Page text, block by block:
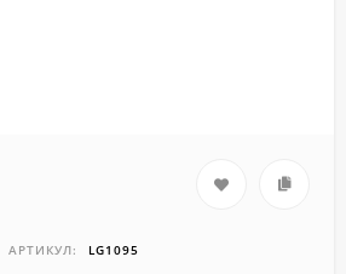
АРТИКУЛ: LG1095